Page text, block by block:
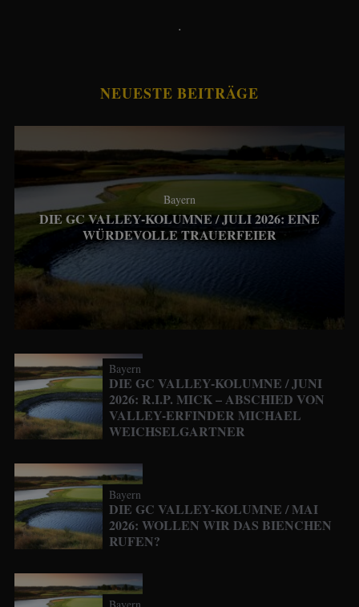
.
NEUESTE BEITRÄGE
Bayern
DIE GC VALLEY-KOLUMNE / JULI 2026: EINE
WÜRDEVOLLE TRAUERFEIER
Bayern
DIE GC VALLEY-KOLUMNE / JUNI
2026: R.I.P. MICK – ABSCHIED VON
VALLEY-ERFINDER MICHAEL
WEICHSELGARTNER
Bayern
DIE GC VALLEY-KOLUMNE / MAI
2026: WOLLEN WIR DAS BIENCHEN
RUFEN?